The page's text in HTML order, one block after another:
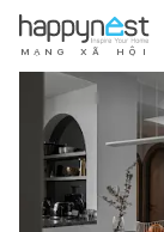
M Ạ N G X Ã H Ộ I